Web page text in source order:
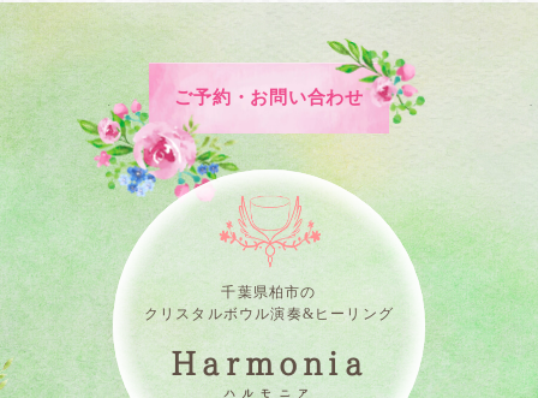
ご予約・お問い合わせ
千葉県柏市の
クリスタルボウル演奏&ヒーリング
Harmonia
ハルモニア